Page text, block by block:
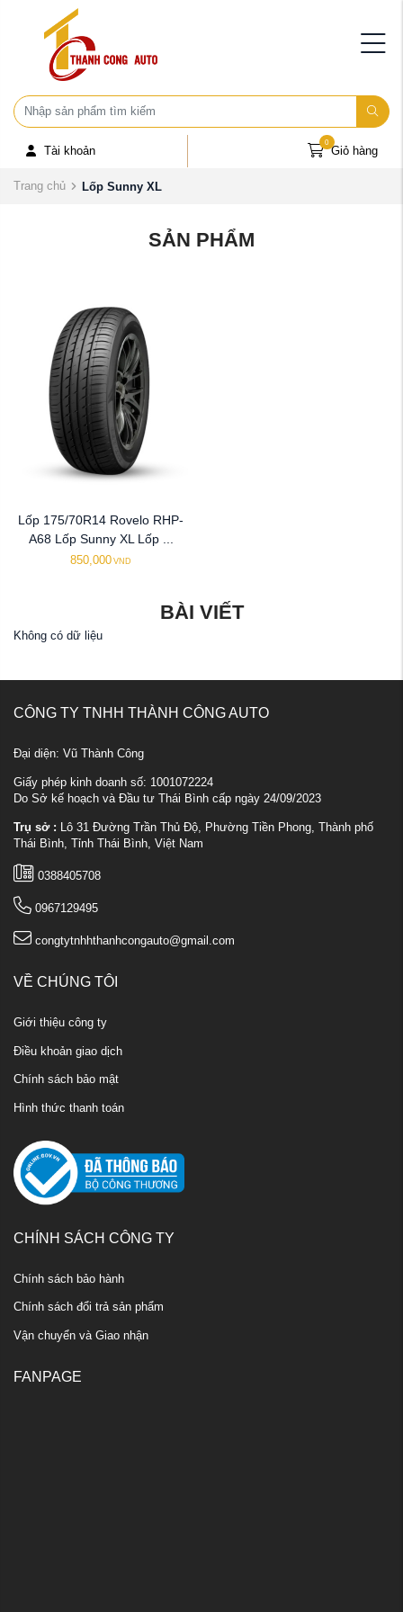
Tài khoản Giỏ hàng
0
Trang chủ Lốp Sunny XL
SẢN PHẨM
Lốp 175/70R14 Rovelo RHP-
A68 Lốp Sunny XL Lốp ...
850,000 VND
BÀI VIẾT
Không có dữ liệu
CÔNG TY TNHH THÀNH CÔNG AUTO
Đại diện: Vũ Thành Công
Giấy phép kinh doanh số: 1001072224
Do Sở kế hoạch và Đầu tư Thái Bình cấp ngày 24/09/2023
Trụ sở : Lô 31 Đường Trần Thủ Độ, Phường Tiền Phong, Thành phố
Thái Bình, Tỉnh Thái Bình, Việt Nam
0388405708
0967129495
congtytnhhthanhcongauto@gmail.com
VỀ CHÚNG TÔI
Giới thiệu công ty
Điều khoản giao dịch
Chính sách bảo mật
Hình thức thanh toán
CHÍNH SÁCH CÔNG TY
Chính sách bảo hành
Chính sách đổi trả sản phẩm
Vận chuyển và Giao nhận
FANPAGE